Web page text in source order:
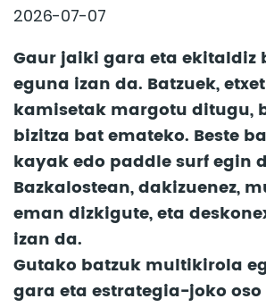
2026-07-07
Gaur jaiki gara eta ekitaldiz
eguna izan da. Batzuek,
kamisetak margotu ditugu,
bizitza bat emateko. Beste
kayak edo paddle surf egin
Bazkalostean, dakizuenez,
eman dizkigute, eta
izan da.
Gutako batzuk multikirola
gara eta estrategia-joko oso